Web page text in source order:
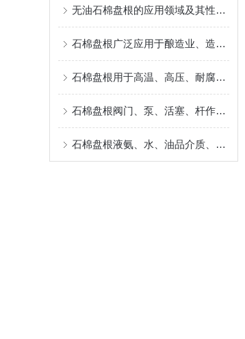
无油石棉盘根的应用领域及其性能优势介绍
石棉盘根广泛应用于酿造业、造纸、饮料业、造船业并专门用于食品
石棉盘根用于高温、高压、耐腐蚀介质
石棉盘根阀门、泵、活塞、杆作防腐密封
石棉盘根液氨、水、油品介质、阀门、泵、活塞、杆作防腐密封